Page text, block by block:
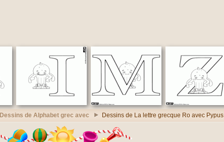
Dessins de Alphabet grec avec Dessins de La lettre grecque Ro avec Pypus